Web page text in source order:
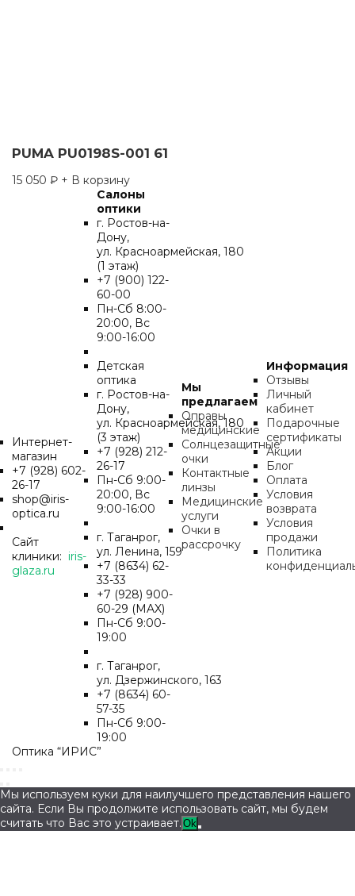
PUMA PU0198S-001 61
15 050 ₽ + В корзину
Интернет-
магазин
+7 (928) 602-
26-17
shop@iris-
optica.ru
Сайт
клиники: iris-
glaza.ru
Салоны
оптики
г. Ростов-на-
Дону,
ул. Красноармейская, 180
(1 этаж)
+7 (900) 122-
60-00
Пн-Cб 8:00-
20:00, Вс
9:00-16:00
Детская
оптика
г. Ростов-на-
Дону,
ул. Красноармейская, 180
(3 этаж)
+7 (928) 212-
26-17
Пн-Cб 9:00-
20:00, Вс
9:00-16:00
г. Таганрог,
ул. Ленина, 159
+7 (8634) 62-
33-33
+7 (928) 900-
60-29 (MAX)
Пн-Cб 9:00-
19:00
г. Таганрог,
ул. Дзержинского, 163
+7 (8634) 60-
57-35
Пн-Сб 9:00-
19:00
Мы
предлагаем
Оправы
медицинские
Солнцезащитные
очки
Контактные
линзы
Медицинские
услуги
Очки в
рассрочку
Информация
Отзывы
Личный
кабинет
Подарочные
сертификаты
Акции
Блог
Оплата
Условия
возврата
Условия
продажи
Политика
Оптика “ИРИС”
Мы используем куки для наилучшего представления нашего
сайта. Если Вы продолжите использовать сайт, мы будем
считать что Вас это устраивает. Ok